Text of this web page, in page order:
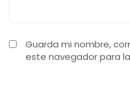
Guarda mi nombre,
este navegador para